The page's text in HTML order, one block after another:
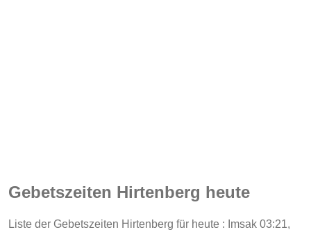
Gebetszeiten Hirtenberg heute
Liste der Gebetszeiten Hirtenberg für heute : Imsak 03:21,